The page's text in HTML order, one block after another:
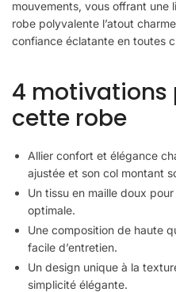
mouvements, vous offrant
robe polyvalente l’atout
confiance éclatante en toutes
4 motivations
cette robe
Allier confort et élégance
ajustée et son col montant
Un tissu en maille doux
optimale.
Une composition de haute
facile d’entretien.
Un design unique à la
simplicité élégante.